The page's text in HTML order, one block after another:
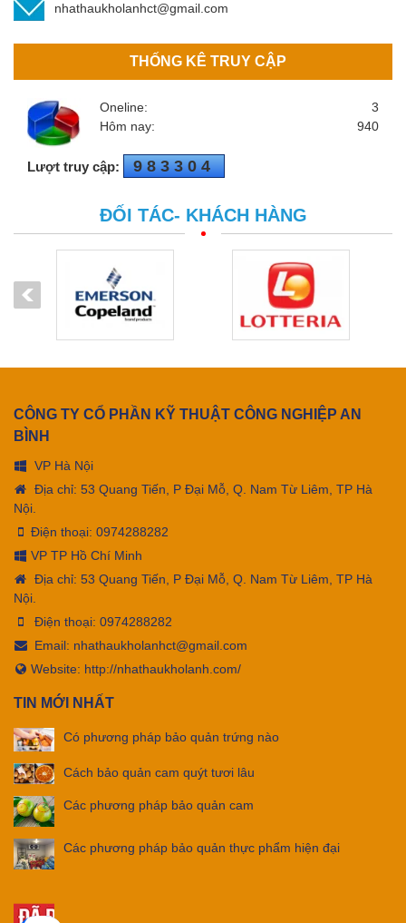
nhathaukholanhct@gmail.com
THỐNG KÊ TRUY CẬP
Oneline:
3
Hôm nay:
940
Lượt truy cập: 983304
ĐỐI TÁC- KHÁCH HÀNG
CÔNG TY CỔ PHẦN KỸ THUẬT CÔNG NGHIỆP AN
BÌNH
VP Hà Nội
Địa chỉ: 53 Quang Tiến, P Đại Mỗ, Q. Nam Từ Liêm, TP Hà
Nội.
Điện thoại: 0974288282
VP TP Hồ Chí Minh
Địa chỉ: 53 Quang Tiến, P Đại Mỗ, Q. Nam Từ Liêm, TP Hà
Nội.
Điện thoại: 0974288282
Email: nhathaukholanhct@gmail.com
Website: http://nhathaukholanh.com/
TIN MỚI NHẤT
Có phương pháp bảo quản trứng nào
Cách bảo quản cam quýt tươi lâu
Các phương pháp bảo quản cam
Các phương pháp bảo quản thực phẩm hiện đại